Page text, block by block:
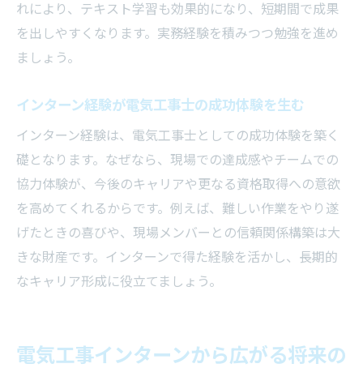
れにより、テキスト学習も効果的になり、短期間で成果
を出しやすくなります。実務経験を積みつつ勉強を進め
ましょう。
インターン経験が電気工事士の成功体験を生む
インターン経験は、電気工事士としての成功体験を築く
礎となります。なぜなら、現場での達成感やチームでの
協力体験が、今後のキャリアや更なる資格取得への意欲
を高めてくれるからです。例えば、難しい作業をやり遂
げたときの喜びや、現場メンバーとの信頼関係構築は大
きな財産です。インターンで得た経験を活かし、長期的
なキャリア形成に役立てましょう。
電気工事インターンから広がる将来の